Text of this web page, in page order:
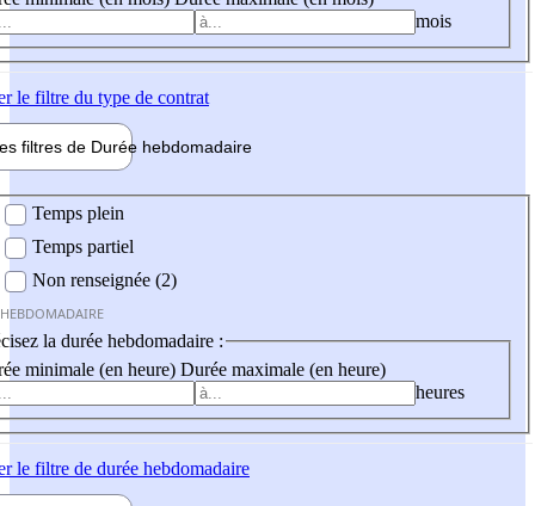
mois
le filtre du type de contrat
filtres de Durée hebdomadaire
Temps plein
Temps partiel
Non renseignée (2)
la durée hebdomadaire :
minimale (en heure) Durée maximale (en heure)
heures
le filtre de durée hebdomadaire